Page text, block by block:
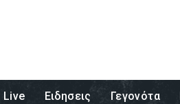
Live Eιδησεις Γεγονότα